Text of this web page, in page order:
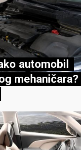
automobil
mehaničara?